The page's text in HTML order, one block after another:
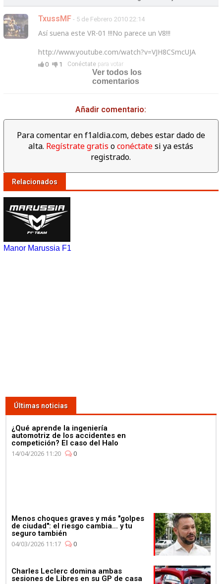
TxussMF - 5 de Febrero 2010 22:14
Así suena este VR-01 !!!No parece un V8!!!
http://www.youtube.com/watch?v=VJH8CSmcUJA
0 1 Conéctatepara votar
Ver todos los
comentarios
Añadir comentario:
Para comentar en f1aldia.com, debes estar dado de
alta. Regístrate gratis oconéctatesi ya estás
registrado.
Relacionados
Manor Marussia F1
Últimas noticias
¿Qué aprende la ingeniería
automotriz de los accidentes en
competición? El caso del Halo
14/04/2026 11:20
0
Menos choques graves y más "golpes
de ciudad": el riesgo cambia... y tu
seguro también
04/03/2026 11:17
0
Charles Leclerc domina ambas
sesiones de Libres en su GP de casa